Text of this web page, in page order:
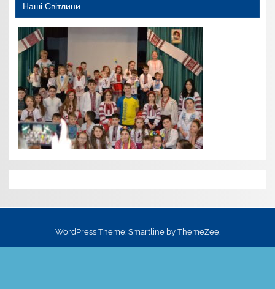
Наші Світлини
WordPress Theme: Smartline by ThemeZee.